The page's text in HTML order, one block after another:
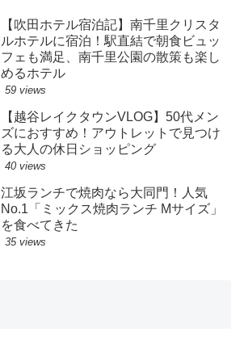
【吹田ホテル宿泊記】南千里クリスタ
ルホテルに宿泊！駅直結で朝食ビュッ
フェも満足、南千里公園の散策も楽し
めるホテル
59 views
【越谷レイクタウンVLOG】50代メン
ズにおすすめ！アウトレットで見つけ
る大人の休日ショッピング
40 views
江坂ランチで焼肉なら大同門！人気
No.1「ミックス焼肉ランチ Mサイズ」
を食べてきた
35 views